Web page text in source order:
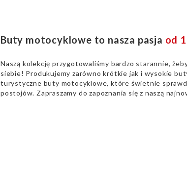
Buty motocyklowe to nasza pasja od
Naszą kolekcję przygotowaliśmy bardzo starannie,
siebie! Produkujemy zarówno krótkie jak i wysokie
turystyczne buty motocyklowe, które świetnie
postojów. Zapraszamy do zapoznania się z naszą